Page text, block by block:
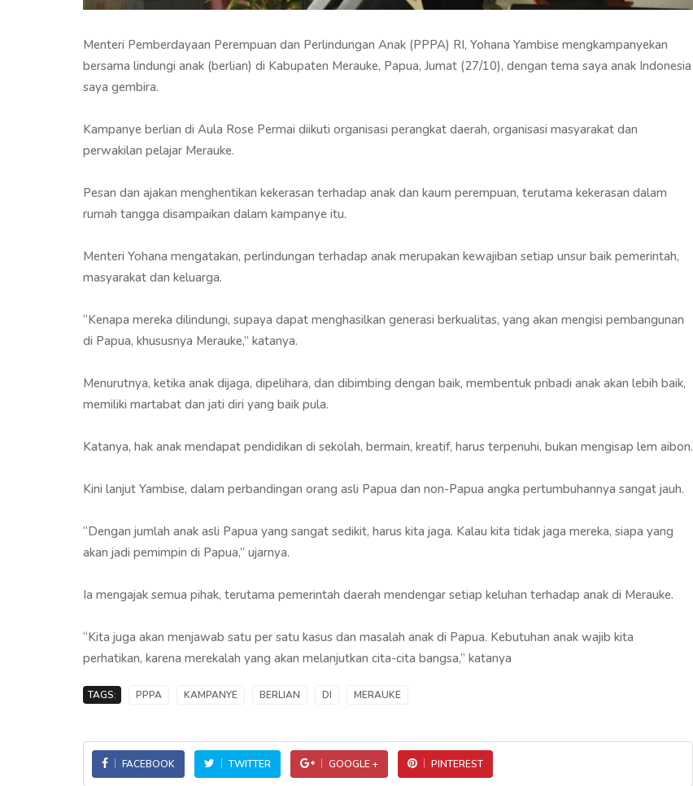
Menteri Pemberdayaan Perempuan dan Perlindungan Anak (PPPA) RI, Yohana Yambise mengkampanyekan
bersama lindungi anak (berlian) di Kabupaten Merauke, Papua, Jumat (27/10), dengan tema saya anak Indonesia
saya gembira.
Kampanye berlian di Aula Rose Permai diikuti organisasi perangkat daerah, organisasi masyarakat dan
perwakilan pelajar Merauke.
Pesan dan ajakan menghentikan kekerasan terhadap anak dan kaum perempuan, terutama kekerasan dalam
rumah tangga disampaikan dalam kampanye itu.
Menteri Yohana mengatakan, perlindungan terhadap anak merupakan kewajiban setiap unsur baik pemerintah,
masyarakat dan keluarga.
“Kenapa mereka dilindungi, supaya dapat menghasilkan generasi berkualitas, yang akan mengisi pembangunan
di Papua, khususnya Merauke,” katanya.
Menurutnya, ketika anak dijaga, dipelihara, dan dibimbing dengan baik, membentuk pribadi anak akan lebih baik,
memiliki martabat dan jati diri yang baik pula.
Katanya, hak anak mendapat pendidikan di sekolah, bermain, kreatif, harus terpenuhi, bukan mengisap lem aibon.
Kini lanjut Yambise, dalam perbandingan orang asli Papua dan non-Papua angka pertumbuhannya sangat jauh.
“Dengan jumlah anak asli Papua yang sangat sedikit, harus kita jaga. Kalau kita tidak jaga mereka, siapa yang
akan jadi pemimpin di Papua,” ujarnya.
Ia mengajak semua pihak, terutama pemerintah daerah mendengar setiap keluhan terhadap anak di Merauke.
“Kita juga akan menjawab satu per satu kasus dan masalah anak di Papua. Kebutuhan anak wajib kita
perhatikan, karena merekalah yang akan melanjutkan cita-cita bangsa,” katanya
TAGS: PPPA KAMPANYE BERLIAN DI MERAUKE
FACEBOOK TWITTER GOOGLE + PINTEREST